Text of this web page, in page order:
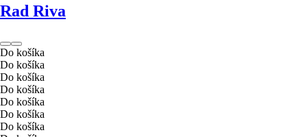
Rad Riva
Do košíka
Do košíka
Do košíka
Do košíka
Do košíka
Do košíka
Do košíka